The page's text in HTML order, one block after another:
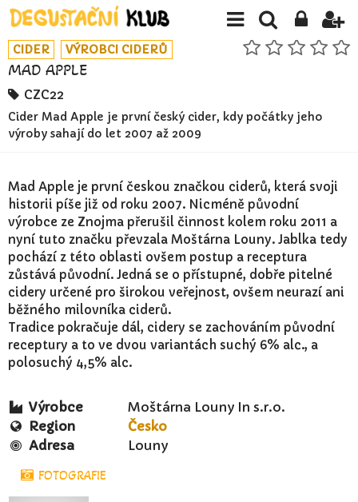
CIDER VÝROBCI CIDERŮ
MAD APPLE
CZC22
Cider Mad Apple je první český cider, kdy počátky jeho
výroby sahají do let 2007 až 2009
Mad Apple je první českou značkou ciderů, která svoji
historii píše již od roku 2007. Nicméně původní
výrobce ze Znojma přerušil činnost kolem roku 2011 a
nyní tuto značku převzala Moštárna Louny. Jablka tedy
pochází z této oblasti ovšem postup a receptura
zůstává původní. Jedná se o přístupné, dobře pitelné
cidery určené pro širokou veřejnost, ovšem neurazí ani
běžného milovníka ciderů.
Tradice pokračuje dál, cidery se zachováním původní
receptury a to ve dvou variantách suchý 6% alc., a
polosuchý 4,5% alc.
Výrobce
Moštárna Louny In s.r.o.
Region
Česko
Adresa
Louny
FOTOGRAFIE